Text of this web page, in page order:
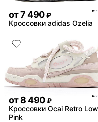
от7 490 ₽
Кроссовки adidas Ozelia
от8 490 ₽
Кроссовки Ocai Retro Low
Pink